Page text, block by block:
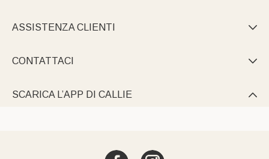
ASSISTENZA CLIENTI 
CONTATTACI 
SCARICA L’APP DI CALLIE 